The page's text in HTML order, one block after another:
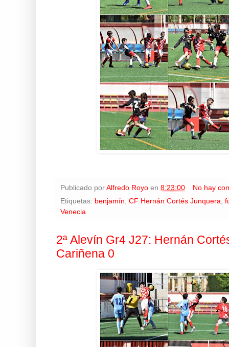
Publicado por Alfredo Royo en 8:23:00
No hay
Etiquetas: benjamín, CF Hernán Cortés Junquera,
Venecia
2ª Alevín Gr4 J27: Hernán
Cariñena 0